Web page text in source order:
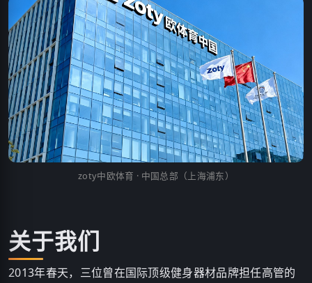
zoty中欧体育 · 中国总部（上海浦东）
关于我们
2013年春天，三位曾在国际顶级健身器材品牌担任高管的